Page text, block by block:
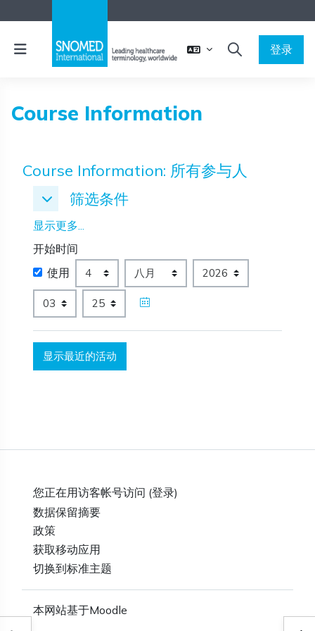
停靠面板
切换搜索输入
登录
Course Information
Course Information: 所有参与人
筛选条件
筛选条件筛选条件
显示更多...
开始时间
开始时间
使用 年
小时 分钟
您正在用访客帐号访问 (登录)
‎数据保留摘要‎
政策
获取移动应用
切换到标准主题
本网站基于Moodle